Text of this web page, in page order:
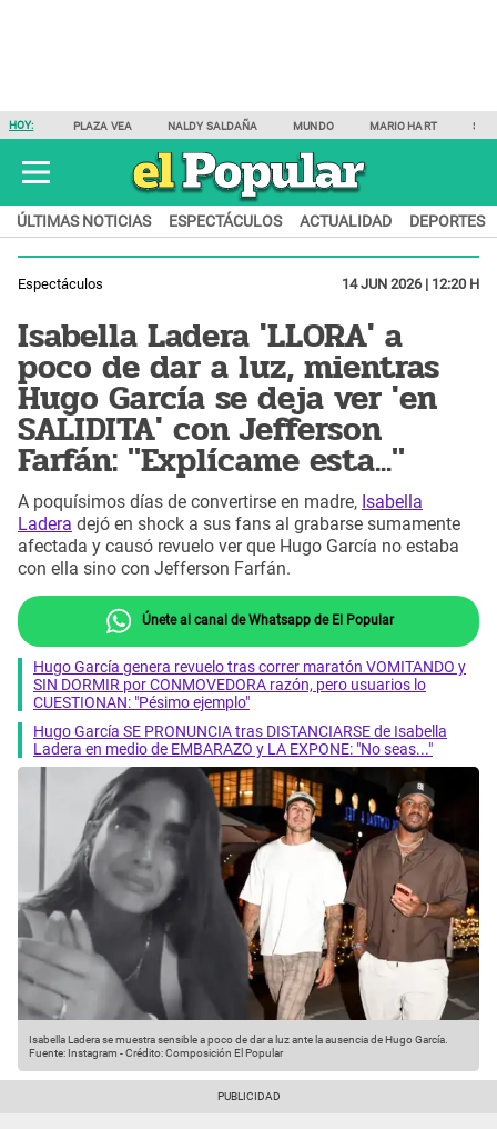
HOY: PLAZA VEA NALDY SALDAÑA MUNDO MARIO HART
ÚLTIMAS NOTICIAS ESPECTÁCULOS ACTUALIDAD DEPORTES
Espectáculos 14 JUN 2026 | 12:20 H
Isabella Ladera 'LLORA' a
poco de dar a luz, mientras
Hugo García se deja ver 'en
SALIDITA' con Jefferson
Farfán: "Explícame esta..."
A poquísimos días de convertirse en madre, Isabella
Ladera dejó en shock a sus fans al grabarse sumamente
afectada y causó revuelo ver que Hugo García no estaba
con ella sino con Jefferson Farfán.
Únete al canal de Whatsapp de El Popular
Hugo García genera revuelo tras correr maratón VOMITANDO y
SIN DORMIR por CONMOVEDORA razón, pero usuarios lo
CUESTIONAN: "Pésimo ejemplo"
Hugo García SE PRONUNCIA tras DISTANCIARSE de Isabella
Ladera en medio de EMBARAZO y LA EXPONE: "No seas..."
Isabella Ladera se muestra sensible a poco de dar a luz ante la ausencia de Hugo García.
Fuente: Instagram -Crédito: Composición El Popular